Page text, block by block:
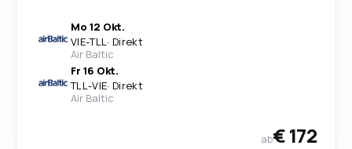
Mo 12 Okt.
VIE-TLL· Direkt
Air Baltic
Fr 16 Okt.
TLL-VIE· Direkt
Air Baltic
ab€ 172